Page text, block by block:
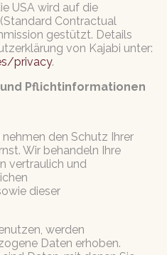
USA wird auf die
Contractual
gestützt. Details
von Kajabi unter:
privacy.
Pflicht­informationen
den Schutz Ihrer
Wir behandeln Ihre
vertraulich und
dieser
werden
Daten erhoben.